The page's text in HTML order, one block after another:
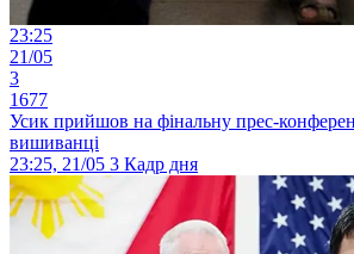
23:25
21/05
3
1677
Усик прийшов на фінальну прес-
вишиванці
23:25, 21/05 3 Кадр дня